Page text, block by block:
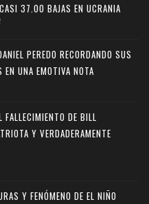
37.00 BAJAS EN UCRANIA
PEREDO RECORDANDO SUS
EN UNA EMOTIVA NOTA
FALLECIMIENTO DE BILL
Y VERDADERAMENTE
Y FENÓMENO DE EL NIÑO